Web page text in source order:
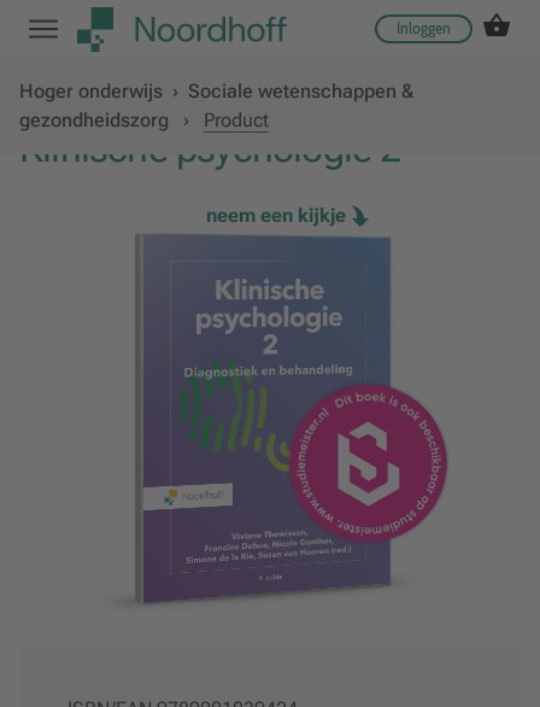
Inloggen
Hoger onderwijs › Sociale wetenschappen &
gezondheidszorg
› Product
Klinische psychologie 2
neem een kijkje